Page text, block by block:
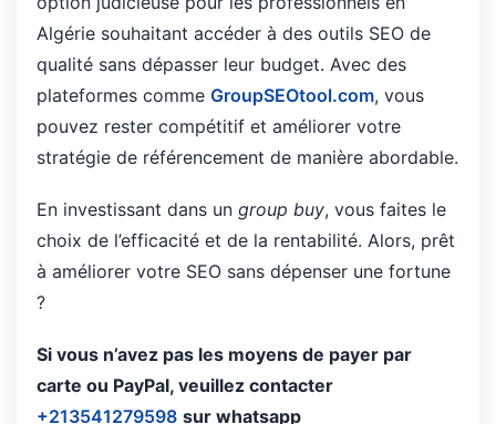
Algérie souhaitant accéder à des outils SEO de
qualité sans dépasser leur budget. Avec des
plateformes comme GroupSEOtool.com, vous
pouvez rester compétitif et améliorer votre
stratégie de référencement de manière abordable.
En investissant dans un group buy, vous faites le
choix de l’efficacité et de la rentabilité. Alors, prêt
à améliorer votre SEO sans dépenser une fortune
?
Si vous n’avez pas les moyens de payer par
carte ou PayPal, veuillez contacter
+213541279598 sur whatsapp